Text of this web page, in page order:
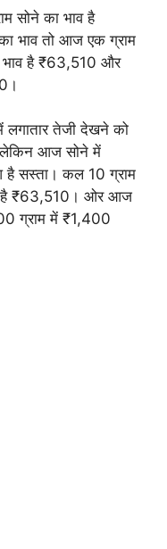
सोने का भाव है
भाव तो आज एक ग्राम
भाव है ₹63,510 और
लगातार तेजी देखने को
लेकिन आज सोने में
है सस्ता। कल 10 ग्राम
है ₹63,510। ओर आज
ग्राम में ₹1,400